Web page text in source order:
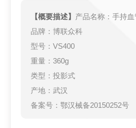
【概要描述】 产品名称：手持
品牌：博联众科
型号：VS400
重量：360g
类型：投影式
产地：武汉
备案号：鄂汉械备20150252号